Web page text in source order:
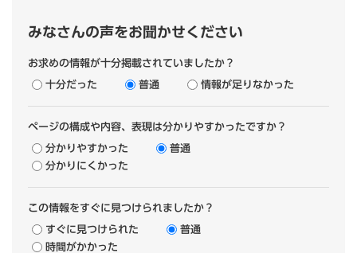
みなさんの声をお聞かせください
お求めの情報が十分掲載されていましたか？
十分だった 普通 情報が足りなかった
ページの構成や内容、表現は分かりやすかったですか？
分かりやすかった
普通
分かりにくかった
この情報をすぐに見つけられましたか？
すぐに見つけられた
普通
時間がかかった